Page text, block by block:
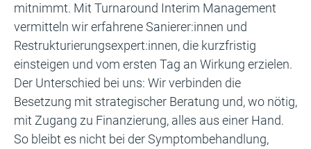
mitnimmt. Mit Turnaround Interim Management
vermitteln wir erfahrene Sanierer:innen und
Restrukturierungsexpert:innen, die kurzfristig
einsteigen und vom ersten Tag an Wirkung erzielen.
Der Unterschied bei uns: Wir verbinden die
Besetzung mit strategischer Beratung und, wo nötig,
mit Zugang zu Finanzierung, alles aus einer Hand.
So bleibt es nicht bei der Symptombehandlung,